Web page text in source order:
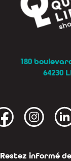
180
64230
Restez informé